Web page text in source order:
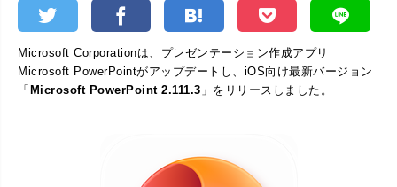
Microsoft Corporationは、プレゼンテーション作成アプリ
Microsoft PowerPointがアップデートし、iOS向け最新バージョン
「Microsoft PowerPoint 2.111.3 」をリリースしました。